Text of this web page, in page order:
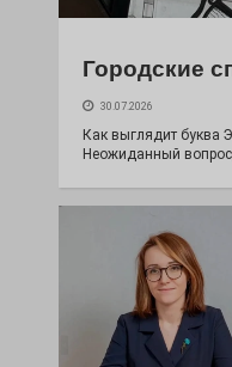
Городские
30.07.2026
Как выглядит буква
Неожиданный